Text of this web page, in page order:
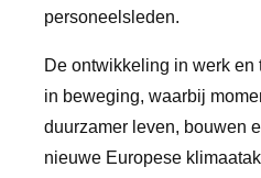
personeelsleden.
De ontwikkeling in werk en
in beweging, waarbij
duurzamer leven, bouwen
nieuwe Europese